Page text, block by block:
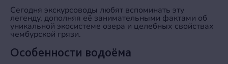
Сегодня экскурсоводы любят вспоминать эту
легенду, дополняя её занимательными фактами об
уникальной экосистеме озера и целебных свойствах
чембурской грязи.
Особенности водоёма